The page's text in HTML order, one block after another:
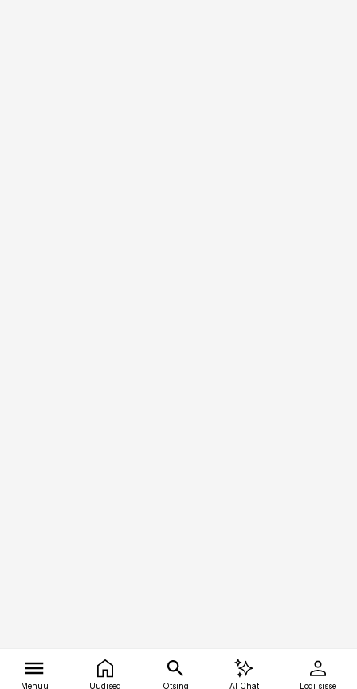
Menüü Uudised Otsing AI Chat Logi sisse